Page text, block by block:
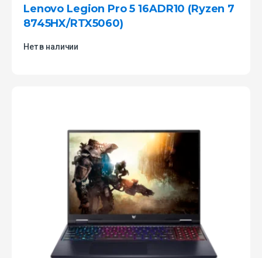
Lenovo Legion Pro 5 16ADR10 (Ryzen 7
8745HX/RTX5060)
Нет в наличии